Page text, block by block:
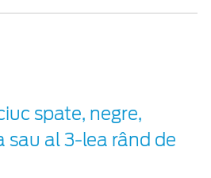
spate, negre,
sau al 3-lea rând de